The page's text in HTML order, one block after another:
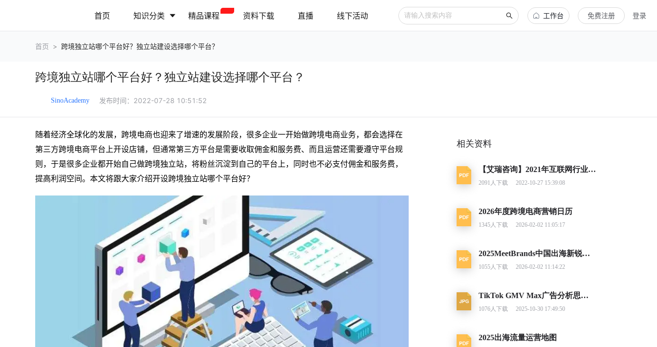
首页 知识分类
营销推广 网站运营
精品课程 资料下载 直播 线下活动 工作台 免费注册 登录
首页 > 跨境独立站哪个平台好？独立站建设选择哪个平台？
跨境独立站哪个平台好？独立站建设选择哪个平台？
SinoAcademy 发布时间： 2022-07-28 10:51:52
随着经济全球化的发展，跨境电商也迎来了增速的发展阶段，很多企业一开始做跨境电商业务，都会选择在
第三方跨境电商平台上开设店铺，但通常第三方平台是需要收取佣金和服务费、而且运营还需要遵守平台规
则，于是很多企业都开始自己做跨境独立站，将粉丝沉淀到自己的平台上，同时也不必支付佣金和服务费，
提高利润空间。本文将跟大家介绍开设跨境独立站哪个平台好？
相关资料
【艾瑞咨询】2021年互联网行业挑战与机遇白皮书
2091 人下载 2022-10-27 15:39:08
2026年度跨境电商营销日历
1345人下载 2026-02-02 11:05:17
2025MeetBrands中国出海新锐消费品牌榜单报告
1055人下载 2026-02-02 11:14:22
TikTok GMV Max广告分析思路及调整建议
1076人下载 2025-10-30 17:49:50
2025出海流量运营地图